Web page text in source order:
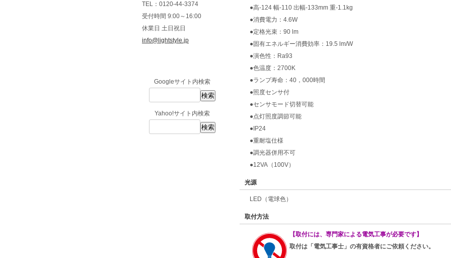
TEL：0120-44-3374
受付時間 9:00～16:00
休業日 土日祝日
info@lightstyle.jp
Googleサイト内検索
Yahoo!サイト内検索
●高-124 幅-110 出幅-133mm 重-1.1kg
●消費電力：4.6W
●定格光束：90 lm
●固有エネルギー消費効率：19.5 lm/W
●演色性：Ra93
●色温度：2700K
●ランプ寿命：40，000時間
●照度センサ付
●センサモード切替可能
●点灯照度調節可能
●IP24
●重耐塩仕様
●調光器併用不可
●12VA（100V）
光源
LED（電球色）
取付方法
【取付には、専門家による電気工事が必要です】
取付は「電気工事士」の有資格者にご依頼ください。